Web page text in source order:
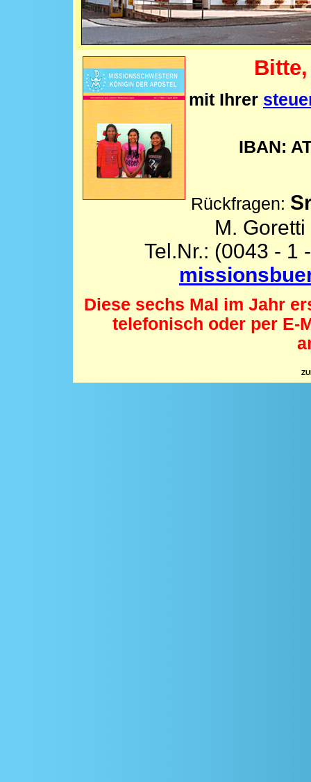
mit Ihrer
IBAN:
Rückfragen:
M.
Tel.Nr.: (0043 - 1
Diese sechs Mal im Jahr
telefonisch oder per E-